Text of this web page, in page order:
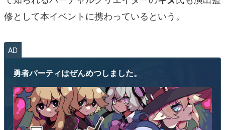
修として本イベントに携わっているという。
AD
勇者パーティはぜんめつしました。